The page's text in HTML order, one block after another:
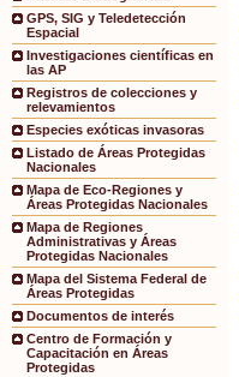
GPS, SIG y Teledetección
Espacial
Investigaciones científicas en
las AP
Registros de colecciones y
relevamientos
Especies exóticas invasoras
Listado de Áreas Protegidas
Nacionales
Mapa de Eco-Regiones y
Áreas Protegidas Nacionales
Mapa de Regiones
Administrativas y Áreas
Protegidas Nacionales
Mapa del Sistema Federal de
Áreas Protegidas
Documentos de interés
Centro de Formación y
Capacitación en Áreas
Protegidas